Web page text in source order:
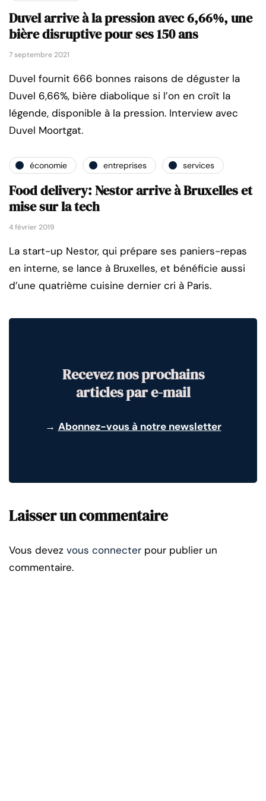
Duvel arrive à la pression avec 6,66%, une
bière disruptive pour ses 150 ans
7 septembre 2021
Duvel fournit 666 bonnes raisons de déguster la
Duvel 6,66%, bière diabolique si l’on en croît la
légende, disponible à la pression. Interview avec
Duvel Moortgat.
économie entreprises services
Food delivery: Nestor arrive à Bruxelles et
mise sur la tech
4 février 2019
La start-up Nestor, qui prépare ses paniers-repas
en interne, se lance à Bruxelles, et bénéficie aussi
d’une quatrième cuisine dernier cri à Paris.
Recevez nos prochains
articles par e-mail
→ Abonnez-vous à notre newsletter
Laisser un commentaire
Vous devez vous connecter pour publier un
commentaire.